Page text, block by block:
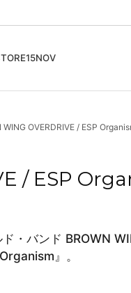
VIDEO
/ Free Jazz
に入りリスト
WING OVERDRIVE / ESP
/ ESP
・バンド BROWN
』。